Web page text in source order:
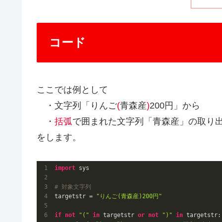
コード
ここでは例として
・文字列「りんご(青森産)200円」から
・ 括弧で囲まれた文字列「青森産」の取り
をします。
import sys
# 対象文字列
targetstr =
"りんご(青森産)200円"
if not "(" in targetstr or not ")" in targetstr: